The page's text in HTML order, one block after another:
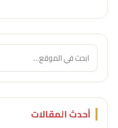
أحدث المقالات